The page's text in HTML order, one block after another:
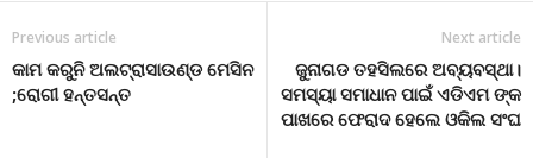
Previous article
କାମ କରୁନି ଅଲଟ୍ରାସାଉଣ୍ଡ ମେସିନ
;ରୋଗୀ ହନ୍ତସନ୍ତ
Next article
ଜୁନାଗଡ ତହସିଲରେ ଅବ୍ୟବସ୍ଥା।
ସମସ୍ୟା ସମାଧାନ ପାଇଁ ଏଡିଏମ ଙ୍କ
ପାଖରେ ଫେରାଦ ହେଲେ ଓକିଲ ସଂଘ